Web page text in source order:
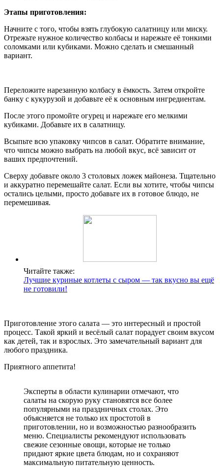
Этапы приготовления:
Начните с того, чтобы взять глубокую салатницу или миску.
Отрежьте нужное количество колбасы и нарежьте её тонкими
соломками или кубиками. Можно сделать и смешанный
вариант.
Переложите нарезанную колбасу в ёмкость. Затем откройте
банку с кукурузой и добавьте её к основным ингредиентам.
После этого промойте огурец и нарежьте его мелкими
кубиками. Добавьте их в салатницу.
Всыпьте всю упаковку чипсов в салат. Обратите внимание,
что чипсы можно выбрать на любой вкус, всё зависит от
ваших предпочтений.
Сверху добавьте около 3 столовых ложек майонеза. Тщательно
и аккуратно перемешайте салат. Если вы хотите, чтобы чипсы
остались целыми, просто добавьте их в готовое блюдо, не
перемешивая.
Читайте также:
Лучшие куриные котлеты с сыром — так вкусно вы ещё
не готовили!
Приготовление этого салата — это интересный и простой
процесс. Такой яркий и весёлый салат порадует своим вкусом
как детей, так и взрослых. Это замечательный вариант для
любого праздника.
Приятного аппетита!
Эксперты в области кулинарии отмечают, что
салаты на скорую руку становятся все более
популярными на праздничных столах. Это
объясняется не только их простотой в
приготовлении, но и возможностью разнообразить
меню. Специалисты рекомендуют использовать
свежие сезонные овощи, которые не только
придают яркие цвета блюдам, но и сохраняют
максимальную питательную ценность.